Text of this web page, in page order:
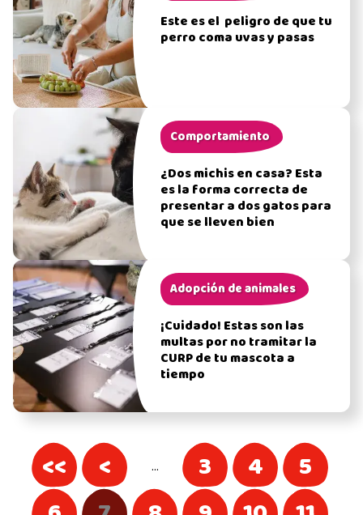
Este es el peligro de que tu
perro coma uvas y pasas
Comportamiento
¿Dos michis en casa? Esta
es la forma correcta de
presentar a dos gatos para
que se lleven bien
Adopción de animales
¡Cuidado! Estas son las
multas por no tramitar la
CURP de tu mascota a
tiempo
<< < … 3 4
5